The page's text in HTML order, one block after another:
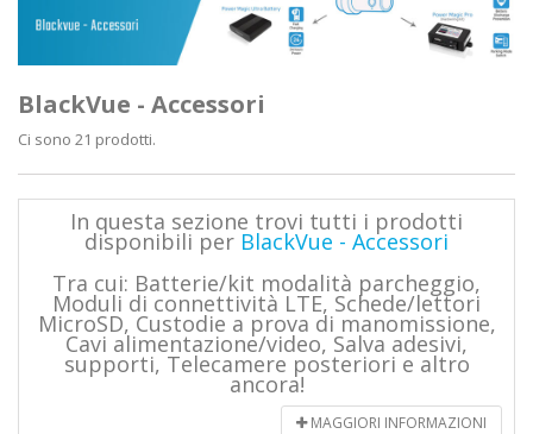
BlackVue - Accessori
Ci sono 21 prodotti.
In questa sezione trovi tutti i prodotti
disponibili per BlackVue - Accessori
Tra cui: Batterie/kit modalità parcheggio,
Moduli di connettività LTE, Schede/lettori
MicroSD, Custodie a prova di manomissione,
Cavi alimentazione/video, Salva adesivi,
supporti, Telecamere posteriori e altro
ancora!
MAGGIORI INFORMAZIONI